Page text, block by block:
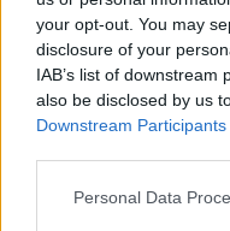
your opt-out. You may
disclosure of your
IAB’s list of
also be disclosed by us
Downstream Participants
Please note that this
Personal Data
έμεινε σε φιλολογικό
πολλά, φτάσαμε στην
Cyanogen ότι στις 31
την ανάπτυξη του